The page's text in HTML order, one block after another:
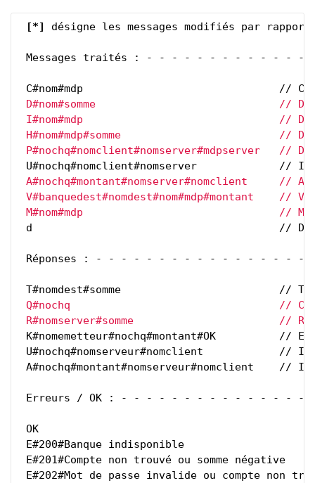
[*] désigne les messages modifiés par
Messages traités : - - - - - - - - - - -
C#nom#mdp                               //
D#nom#somme                             //
I#nom#mdp                               //
H#nom#mdp#somme                         //
P#nochq#nomclient#nomserver#mdpserver   //
U#nochq#nomclient#nomserver             //
A#nochq#montant#nomserver#nomclient     //
V#banquedest#nomdest#nom#mdp#montant    //
M#nom#mdp                               //
d                                       //
Réponses : - - - - - - - - - - - - - - -
T#nomdest#somme                         //
Q#nochq                                 // Cheque :
R#nomserver#somme                       //
K#nomemetteur#nochq#montant#OK          //
U#nochq#nomserveur#nomclient            //
A#nochq#montant#nomserveur#nomclient    //
Erreurs / OK : - - - - - - - - - - - - -
OK
E#200#Banque indisponible
E#201#Compte non trouvé ou somme négative
E#202#Mot de passe invalide ou compte non